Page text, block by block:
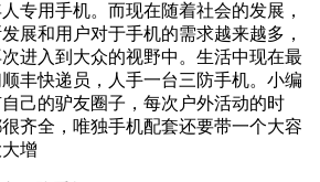
专用手机。而现在随着社会的发展，
展和用户对于手机的需求越来越多，
进入到大众的视野中。生活中现在最
丰快递员，人手一台三防手机。小编
己的驴友圈子，每次户外活动的时
齐全，唯独手机配套还要带一个大容
增